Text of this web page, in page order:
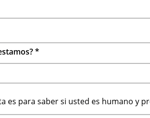
*
es para saber si usted es humano y